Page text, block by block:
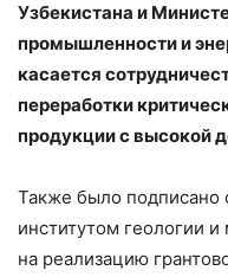
Узбекистана и
промышленности и
касается
переработки
продукции с высокой
Также было подписано
институтом геологии
на реализацию